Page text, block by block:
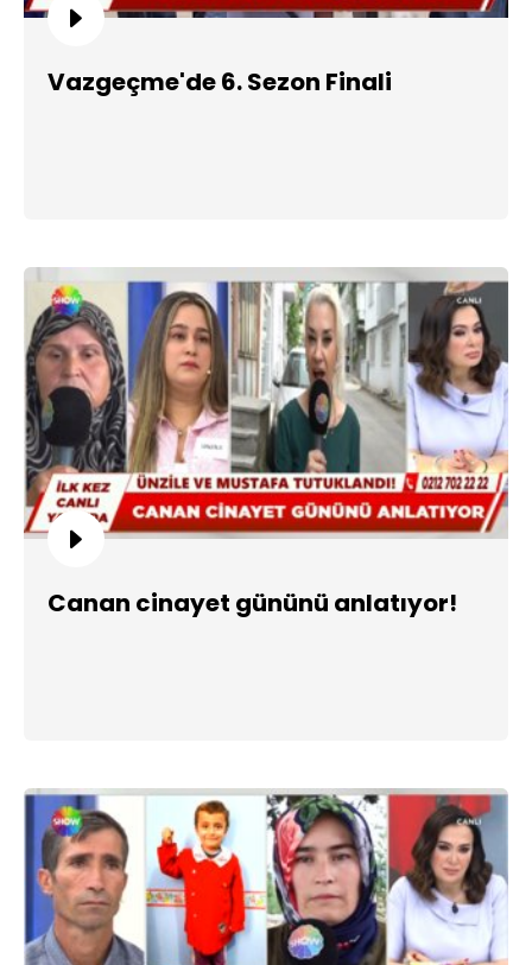
Vazgeçme'de 6. Sezon Finali
Canan cinayet gününü anlatıyor!